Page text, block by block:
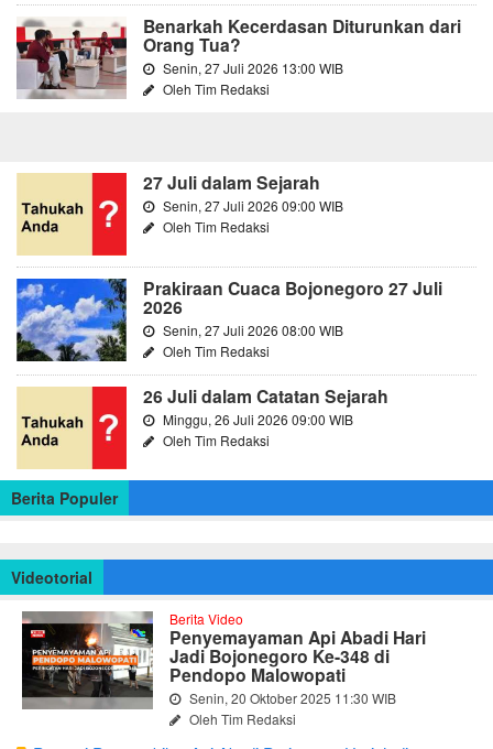
Benarkah Kecerdasan Diturunkan dari
Orang Tua?
Senin, 27 Juli 2026 13:00 WIB
Oleh Tim Redaksi
27 Juli dalam Sejarah
Senin, 27 Juli 2026 09:00 WIB
Oleh Tim Redaksi
Prakiraan Cuaca Bojonegoro 27 Juli
2026
Senin, 27 Juli 2026 08:00 WIB
Oleh Tim Redaksi
26 Juli dalam Catatan Sejarah
Minggu, 26 Juli 2026 09:00 WIB
Oleh Tim Redaksi
Berita Populer
Videotorial
Berita Video
Penyemayaman Api Abadi Hari
Jadi Bojonegoro Ke-348 di
Pendopo Malowopati
Senin, 20 Oktober 2025 11:30 WIB
Oleh Tim Redaksi